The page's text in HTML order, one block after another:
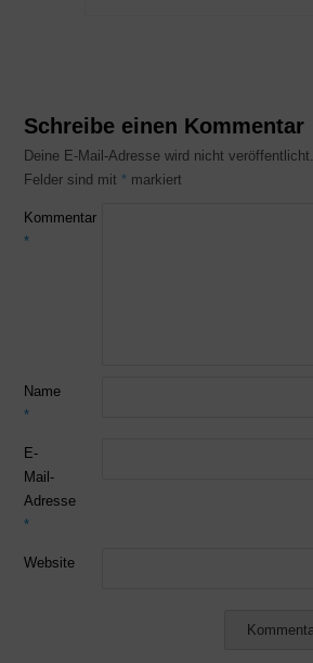
Schreibe einen Kommentar
Deine E-Mail-Adresse wird nicht veröffentlicht.
Felder sind mit * markiert
Kommentar
*
Name
*
E-
Mail-
Adresse
*
Website